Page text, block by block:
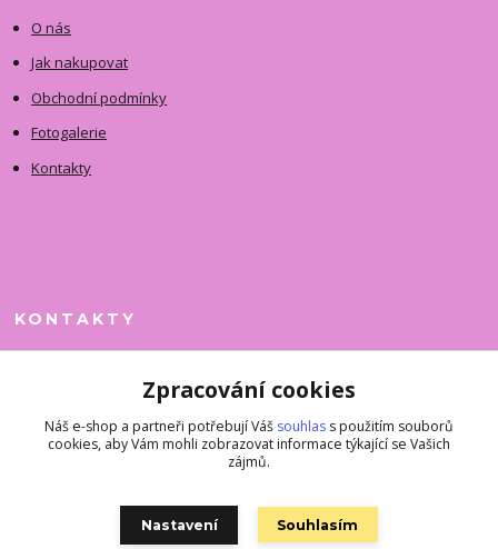
O nás
Jak nakupovat
Obchodní podmínky
Fotogalerie
Kontakty
KONTAKTY
+420 731 390 323
superkousky@jetovmode.cz
Zpracování cookies
Náš e-shop a partneři potřebují Váš souhlas s použitím souborů
cookies, aby Vám mohli zobrazovat informace týkající se Vašich
zájmů.
Nastavení Souhlasím